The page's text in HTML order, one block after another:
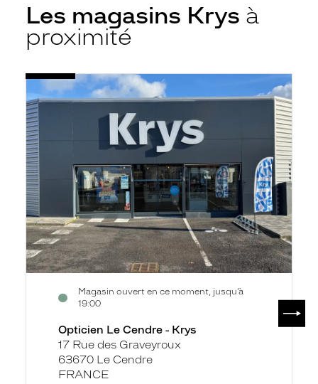
Les magasins Krys à
proximité
Opticien
Le
Cendre
-
Krys
Magasin ouvert en ce moment, jusqu’à
19:00
Voir
la
fiche
Opticien Le Cendre - Krys
17 Rue des Graveyroux
63670 Le Cendre
FRANCE